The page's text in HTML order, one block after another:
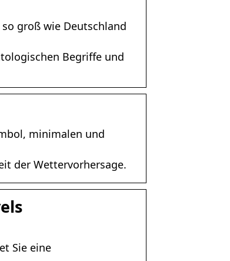
groß wie Deutschland
Begriffe und
minimalen und
der Wettervorhersage.
Sie eine